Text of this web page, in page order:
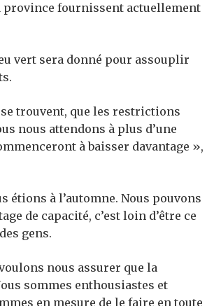
province fournissent actuellement
vert sera donné pour assouplir
se trouvent, que les restrictions
nous attendons à plus d’une
à baisser davantage »,
étions à l’automne. Nous pouvons
de capacité, c’est loin d’être ce
gens.
nous assurer que la
sommes enthousiastes et
en mesure de le faire en toute